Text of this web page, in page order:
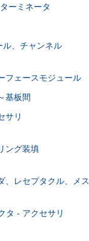
ーミネータ
ル、チャンネル
フェースモジュール
基板間
サリ
ング装填
、レセプタクル、メス
タ - アクセサリ